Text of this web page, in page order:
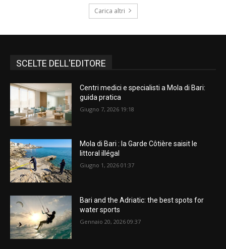
Carica altri
SCELTE DELL'EDITORE
Centri medici e specialisti a Mola di Bari:
guida pratica
Giugno 7, 2026 19:18
Mola di Bari : la Garde Côtière saisit le
littoral illégal
Giugno 1, 2026 01:37
Bari and the Adriatic: the best spots for
water sports
Gennaio 20, 2026 09:37